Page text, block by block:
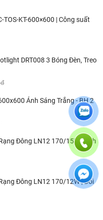
chu đáo.
đã và đang được tin
lớn nhỏ trên khắp cả
TOS-KT-600×600 | Công suất
DRT008 3 Bóng Đèn, Treo
Ánh Sáng Trắng - BH 2
Đông LN12 170/15W | Ánh
Đông LN12 170/12W | Đổi